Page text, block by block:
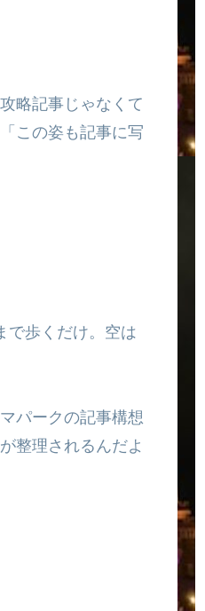
略記事じゃなくて
この姿も記事に写
で歩くだけ。空は
パークの記事構想
整理されるんだよ